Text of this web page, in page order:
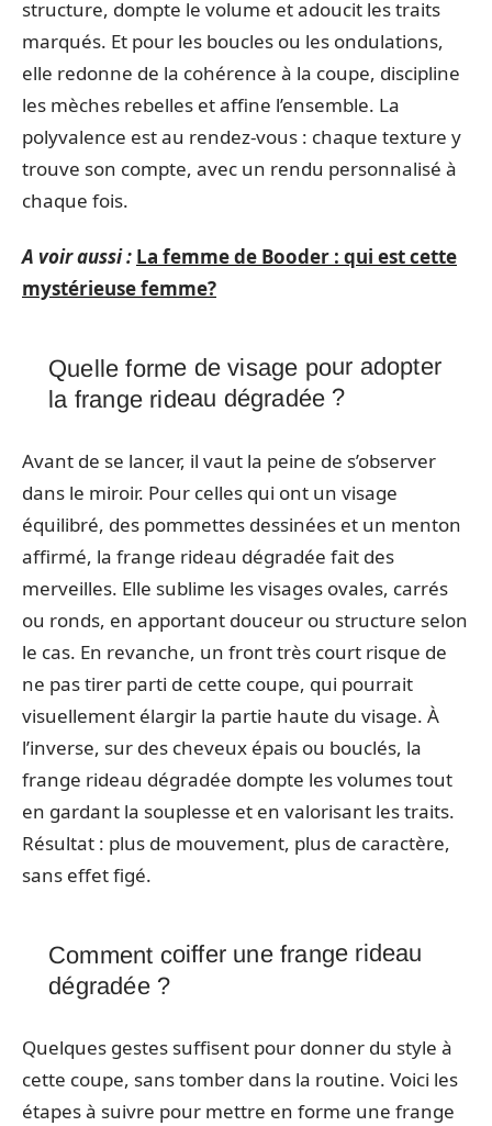
structure, dompte le volume et adoucit les traits
marqués. Et pour les boucles ou les ondulations,
elle redonne de la cohérence à la coupe, discipline
les mèches rebelles et affine l’ensemble. La
polyvalence est au rendez-vous : chaque texture y
trouve son compte, avec un rendu personnalisé à
chaque fois.
A voir aussi : La femme de Booder : qui est cette
mystérieuse femme?
Quelle forme de visage pour adopter
la frange rideau dégradée ?
Avant de se lancer, il vaut la peine de s’observer
dans le miroir. Pour celles qui ont un visage
équilibré, des pommettes dessinées et un menton
affirmé, la frange rideau dégradée fait des
merveilles. Elle sublime les visages ovales, carrés
ou ronds, en apportant douceur ou structure selon
le cas. En revanche, un front très court risque de
ne pas tirer parti de cette coupe, qui pourrait
visuellement élargir la partie haute du visage. À
l’inverse, sur des cheveux épais ou bouclés, la
frange rideau dégradée dompte les volumes tout
en gardant la souplesse et en valorisant les traits.
Résultat : plus de mouvement, plus de caractère,
sans effet figé.
Comment coiffer une frange rideau
dégradée ?
Quelques gestes suffisent pour donner du style à
cette coupe, sans tomber dans la routine. Voici les
étapes à suivre pour mettre en forme une frange